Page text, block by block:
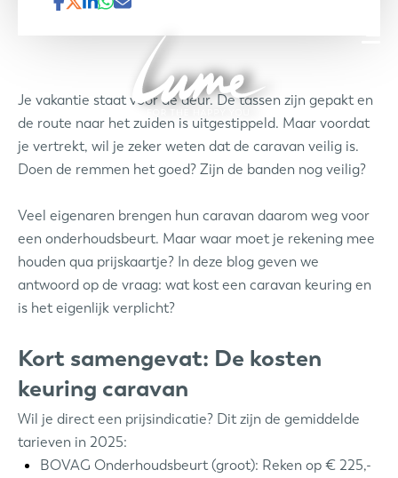
Je vakantie staat voor de deur. De tassen zijn gepakt en
de route naar het zuiden is uitgestippeld. Maar voordat
je vertrekt, wil je zeker weten dat de caravan veilig is.
Doen de remmen het goed? Zijn de banden nog veilig?
Veel eigenaren brengen hun caravan daarom weg voor
een onderhoudsbeurt. Maar waar moet je rekening mee
houden qua prijskaartje? In deze blog geven we
antwoord op de vraag: wat kost een caravan keuring en
is het eigenlijk verplicht?
Kort samengevat: De kosten
keuring caravan
Wil je direct een prijsindicatie? Dit zijn de gemiddelde
tarieven in 2025:
BOVAG Onderhoudsbeurt (groot): Reken op € 225,-